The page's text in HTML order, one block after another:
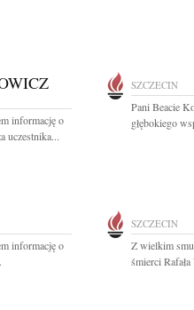
informację o
uczestnika...
SZCZECIN
Pani Beacie
głębokiego
informację o
SZCZECIN
Z wielkim
śmierci